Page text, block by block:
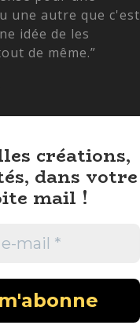
une autre que c'est
idée de les
de même.”
créations,
dans votre
mail !